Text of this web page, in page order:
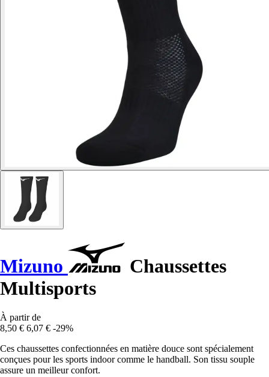
Mizuno
Chaussettes
Multisports
À partir de
8,50 € 6,07 € -29%
Ces chaussettes confectionnées en matière douce sont spécialement
conçues pour les sports indoor comme le handball. Son tissu souple
assure un meilleur confort.